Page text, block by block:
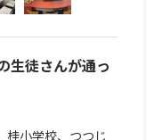
生徒さんが通っ
桂小学校、つつじ